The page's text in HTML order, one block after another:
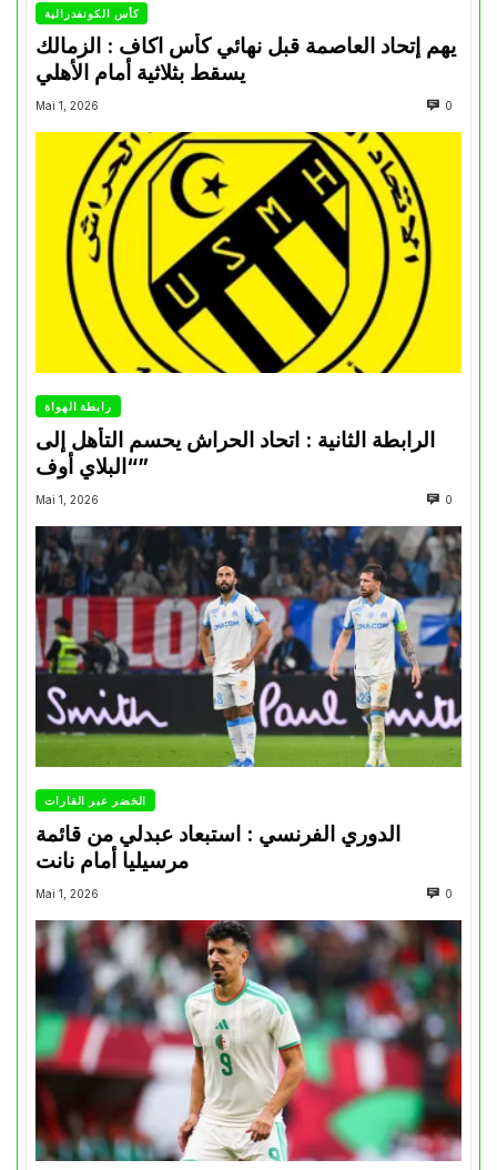
كأس الكونفدرالية
يهم إتحاد العاصمة قبل نهائي كأس اكاف : الزمالك
Mai 1, 2026 0
رابطة الهواة
الرابطة الثانية : اتحاد الحراش يحسم التأهل إلى
“البلاي أوف”
Mai 1, 2026 0
الخضر عبر القارات
الدوري الفرنسي : استبعاد عبدلي من قائمة
مرسيليا أمام نانت
Mai 1, 2026 0